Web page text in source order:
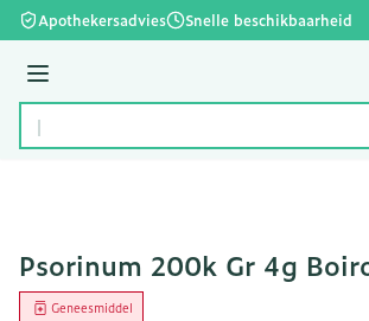
Ga naar de inhoud
Apothekersadvies Snelle beschikbaarheid
Menu
Product, merk, categorie...
Psorinum 200k Gr 4g
Geneesmiddel